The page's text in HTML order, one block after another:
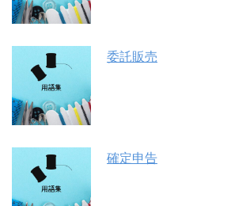
委託販売
確定申告